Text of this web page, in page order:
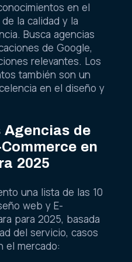
en el
la calidad y la
Busca agencias
de Google,
relevantes. Los
también son un
en el diseño y
Agencias de
en
2025
una lista de las 10
web y E-
para 2025, basada
del servicio, casos
el mercado: